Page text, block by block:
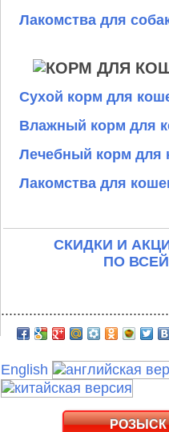
Лакомства для
Сухой корм для
Влажный корм для
Лечебный корм для
Лакомства для
СКИДКИ И
ПО
English